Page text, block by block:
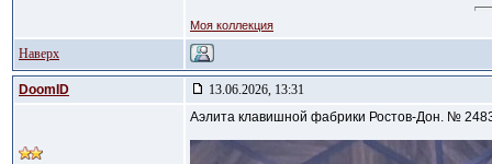
Моя коллекция
Наверх
DoomID 13.06.2026, 13:31
Аэлита клавишной фабрики Ростов-Дон. №